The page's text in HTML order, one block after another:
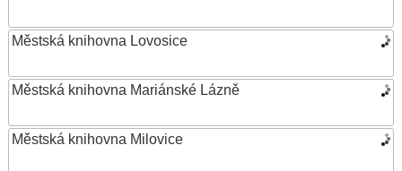
Městská knihovna Lovosice
Městská knihovna Mariánské Lázně
Městská knihovna Milovice